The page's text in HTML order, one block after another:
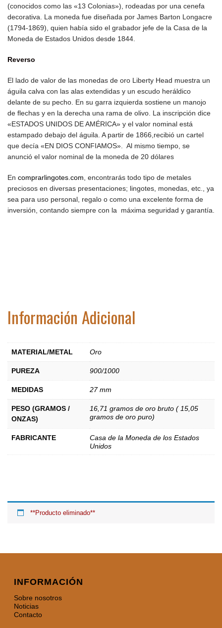
(conocidos como las «13 Colonias»), rodeadas por una cenefa
decorativa. La moneda fue diseñada por James Barton Longacre
(1794-1869), quien había sido el grabador jefe de la Casa de la
Moneda de Estados Unidos desde 1844.
Reverso
El lado de valor de las monedas de oro Liberty Head muestra un
águila calva con las alas extendidas y un escudo heráldico
delante de su pecho. En su garra izquierda sostiene un manojo
de flechas y en la derecha una rama de olivo. La inscripción dice
«ESTADOS UNIDOS DE AMÉRICA» y el valor nominal está
estampado debajo del águila. A partir de 1866,recibió un cartel
que decía «EN DIOS CONFIAMOS». Al mismo tiempo, se
anunció el valor nominal de la moneda de 20 dólares
En comprarlingotes.com, encontrarás todo tipo de metales
preciosos en diversas presentaciones; lingotes, monedas, etc., ya
sea para uso personal, regalo o como una excelente forma de
inversión, contando siempre con la máxima seguridad y garantía.
Información Adicional
MATERIAL/METAL Oro
PUREZA 900/1000
MEDIDAS 27 mm
PESO (GRAMOS /
ONZAS)
16,71 gramos de oro bruto ( 15,05
gramos de oro puro)
FABRICANTE
Casa de la Moneda de los Estados
Unidos
**Producto eliminado**
INFORMACIÓN
Sobre nosotros
Noticias
Contacto